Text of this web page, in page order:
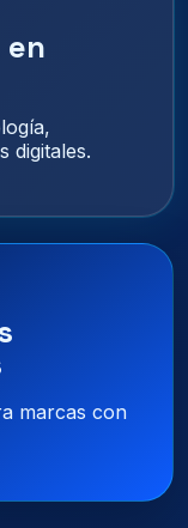
digitales.
marcas con